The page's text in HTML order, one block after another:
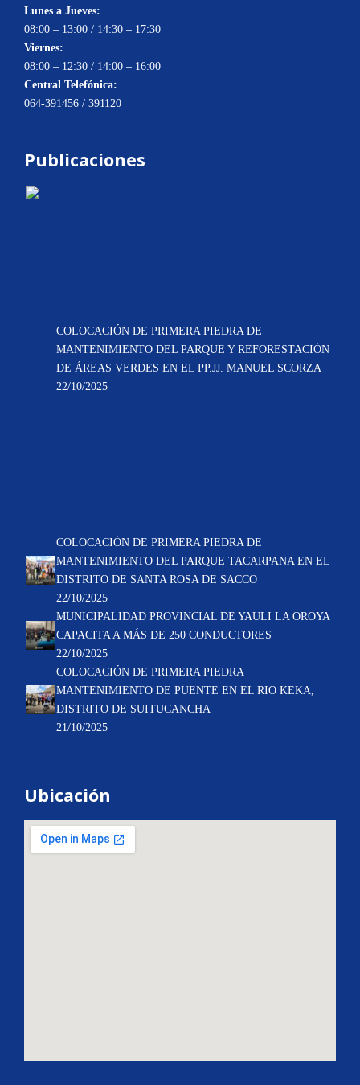
Lunes a Jueves:
08:00 – 13:00 / 14:30 – 17:30
Viernes:
08:00 – 12:30 / 14:00 – 16:00
Central Telefónica:
064-391456 / 391120
Publicaciones
COLOCACIÓN DE PRIMERA PIEDRA DE
MANTENIMIENTO DEL PARQUE Y REFORESTACIÓN
DE ÁREAS VERDES EN EL PP.JJ. MANUEL SCORZA
22/10/2025
COLOCACIÓN DE PRIMERA PIEDRA DE
MANTENIMIENTO DEL PARQUE TACARPANA EN EL
DISTRITO DE SANTA ROSA DE SACCO
22/10/2025
MUNICIPALIDAD PROVINCIAL DE YAULI LA OROYA
CAPACITA A MÁS DE 250 CONDUCTORES
22/10/2025
COLOCACIÓN DE PRIMERA PIEDRA
MANTENIMIENTO DE PUENTE EN EL RIO KEKA,
DISTRITO DE SUITUCANCHA
21/10/2025
Ubicación